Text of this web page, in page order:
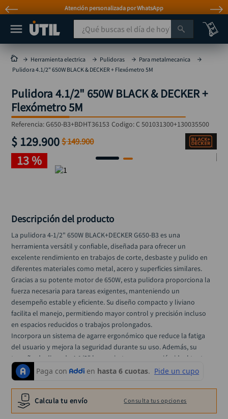
Atención personalizada por WhatsApp
¿Qué buscas el día de hoy?
Herramienta electrica Pulidoras
Para metalmecanica
Pulidora 4.1/2" 650W BLACK & DECKER + Flexómetro 5M
Pulidora 4.1/2" 650W BLACK & DECKER +
Flexómetro 5M
Referencia:G650-B3+BDHT36153 Codigo:C 501031300+130035500
$ 129.900 $149.900
13 %
Descripción del producto
La pulidora 4-1/2" 650W BLACK+DECKER G650-B3 es una
herramienta versátil y confiable, diseñada para ofrecer un
excelente rendimiento en trabajos de corte, desbaste y pulido en
diferentes materiales como metal, acero y superficies similares.
Gracias a su potente motor de 650W, esta pulidora proporciona la
fuerza necesaria para tareas exigentes, manteniendo un
desempeño estable y eficiente. Su diseño compacto y liviano
facilita el manejo, permitiendo mayor control y precisión incluso
en espacios reducidos o trabajos prolongados.
Incorpora un sistema de agarre ergonómico que reduce la fatiga
del usuario y mejora la seguridad durante su uso. Además, su
tamaño de disco de 4-1/2" la convierte en una opción ideal tanto
para profesionales como para usuarios del hogar que buscan
calidad y durabilidad en cada trabajo.
Es la herramienta perfecta para talleres, construcción,
mantenimiento y trabajos de metalmecánica, ofreciendo un
balance ideal entre potencia, comodidad y precio.
Calcula tu envío Consulta tus opciones
MÁS BUSCADOS
taladro
taladros pulidoras
compresor
broca
sierra circular
hidrolavadora
taladro inalámbrico
llave impacto